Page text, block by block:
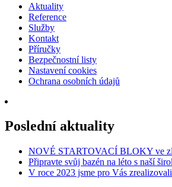
Aktuality
Reference
Služby
Kontakt
Příručky
Bezpečnostní listy
Nastavení cookies
Ochrana osobních údajů
Poslední aktuality
NOVÉ STARTOVACÍ BLOKY ve
Připravte svůj bazén na léto s naší
V roce 2023 jsme pro Vás